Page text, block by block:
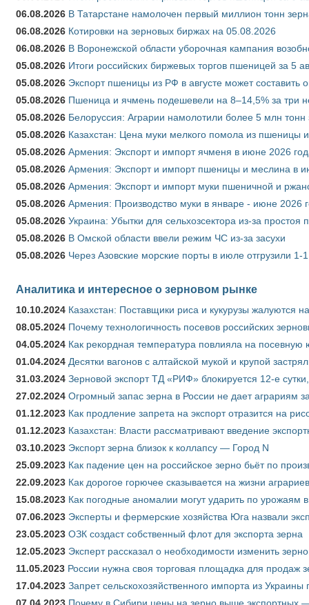
06.08.2026 В Татарстане намолочен первый миллион тонн
06.08.2026 Котировки на зерновых биржах на 05.08.2026
06.08.2026 В Воронежской области уборочная кампания
05.08.2026 Итоги российских биржевых торгов пшеницей за 5
05.08.2026 Экспорт пшеницы из РФ в августе может составить
05.08.2026 Пшеница и ячмень подешевели на 8–14,5% за три
05.08.2026 Белоруссия: Аграрии намолотили более 5 млн тонн
05.08.2026 Казахстан: Цена муки мелкого помола из пшеницы
05.08.2026 Армения: Экспорт и импорт ячменя в июне 2026
05.08.2026 Армения: Экспорт и импорт пшеницы и меслина в
05.08.2026 Армения: Экспорт и импорт муки пшеничной и
05.08.2026 Армения: Производство муки в январе - июне 2026
05.08.2026 Украина: Убытки для сельхозсектора из-за простоя
05.08.2026 В Омской области ввели режим ЧС из-за засухи
05.08.2026 Через Азовские морские порты в июле отгрузили
Аналитика и интересное о зерновом рынке
10.10.2024 Казахстан: Поставщики риса и кукурузы жалуются
08.05.2024 Почему технологичность посевов российских
04.05.2024 Как рекордная температура повлияла на
01.04.2024 Десятки вагонов с алтайской мукой и крупой
31.03.2024 Зерновой экспорт ТД «РИФ» блокируется 12-е
27.02.2024 Огромный запас зерна в России не дает аграриям
01.12.2023 Как продление запрета на экспорт отразится на
01.12.2023 Казахстан: Власти рассматривают введение
03.10.2023 Экспорт зерна близок к коллапсу — Город N
25.09.2023 Как падение цен на российское зерно бьёт по
22.09.2023 Как дорогое горючее сказывается на жизни аграриев
15.08.2023 Как погодные аномалии могут ударить по урожаям
07.06.2023 Эксперты и фермерские хозяйства Юга назвали
23.05.2023 ОЗК создаст собственный флот для экспорта зерна
12.05.2023 Эксперт рассказал о необходимости изменить
11.05.2023 России нужна своя торговая площадка для продаж
17.04.2023 Запрет сельскохозяйственного импорта из